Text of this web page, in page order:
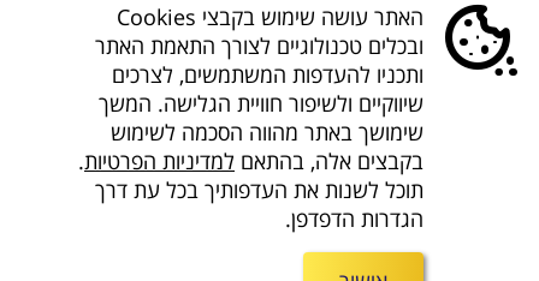
חבילות נופש בחו"ל
חבילות נופש בחו"ל
חבילות טוס וסע
דילים לחו"ל
קישורים נוספים
האתר עושה שימוש בקבצי Cookies
ובכלים טכנולוגיים לצורך התאמת האתר
ותכניו להעדפות המשתמשים, לצרכים
שיווקיים ולשיפור חוויית הגלישה. המשך
שימושך באתר מהווה הסכמה לשימוש
בקבצים אלה, בהתאם למדיניות הפרטיות.
תוכל לשנות את העדפותיך בכל עת דרך
הגדרות הדפדפן.